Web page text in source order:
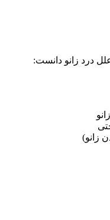
درد زانو دانست:
زانو)